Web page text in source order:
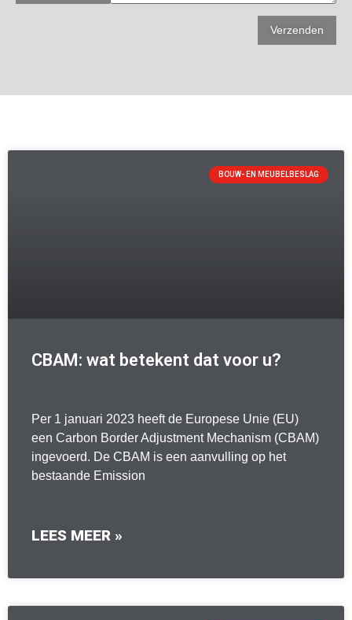
BOUW- EN MEUBELBESLAG
CBAM: wat betekent dat voor u?
Per 1 januari 2023 heeft de Europese Unie (EU)
een Carbon Border Adjustment Mechanism (CBAM)
ingevoerd. De CBAM is een aanvulling op het
bestaande Emission
LEES MEER »